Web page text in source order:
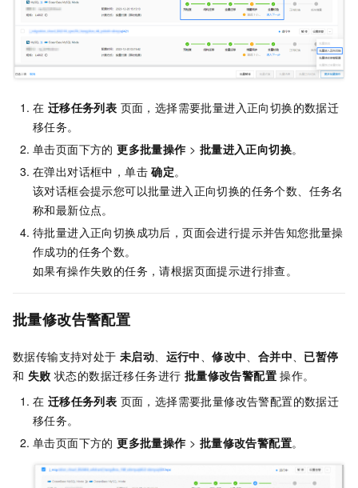
在 迁移任务列表 页面，选择需要批量进入正向切换的数据迁
移任务。
单击页面下方的更多批量操作 > 批量进入正向切换。
在弹出对话框中，单击确定。
该对话框会提示您可以批量进入正向切换的任务个数、任务名
称和最新位点。
待批量进入正向切换成功后，页面会进行提示并告知您批量操
作成功的任务个数。
如果有操作失败的任务，请根据页面提示进行排查。
批量修改告警配置
数据传输支持对处于 未启动、 运行中、修改中、 合并中、 已暂停
和 失败 状态的数据迁移任务进行 批量修改告警配置 操作。
在 迁移任务列表 页面，选择需要批量修改告警配置的数据迁
移任务。
单击页面下方的更多批量操作 > 批量修改告警配置。